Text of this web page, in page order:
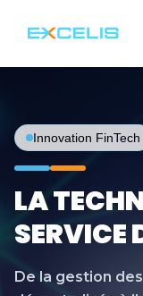
Innovation FinTech
LA
SERVICE
De la gestion